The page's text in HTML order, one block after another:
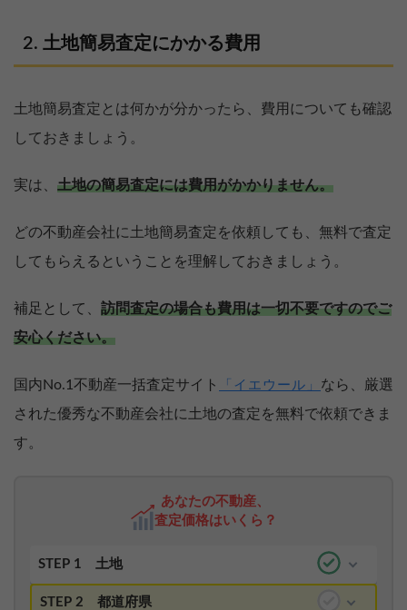
土地簡易査定にかかる費用
土地簡易査定とは何かが分かったら、費用についても確認
しておきましょう。
実は、 土地の簡易査定には費用がかかりません。
どの不動産会社に土地簡易査定を依頼しても、無料で査定
してもらえるということを理解しておきましょう。
補足として、 訪問査定の場合も費用は一切不要ですのでご
安心ください。
国内No.1不動産一括査定サイト 「イエウール」 なら、厳選
された優秀な不動産会社に土地の査定を無料で依頼できま
す。
あなたの不動産、
査定価格はいくら？
STEP 1 土地
STEP 2 都道府県